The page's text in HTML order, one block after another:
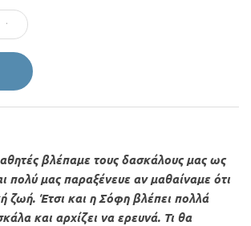
βλέπαμε τους δασκάλους μας ως
πολύ μας παραξένευε αν μαθαίναμε ότι
ζωή. Έτσι και η Σόφη βλέπει πολλά
και αρχίζει να ερευνά. Τι θα